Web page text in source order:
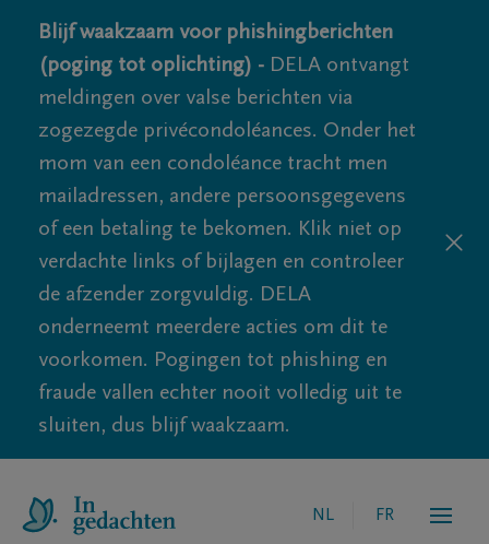
Blijf waakzaam voor phishingberichten
(poging tot oplichting) - DELA ontvangt
meldingen over valse berichten via
zogezegde privécondoléances. Onder het
mom van een condoléance tracht men
mailadressen, andere persoonsgegevens
of een betaling te bekomen. Klik niet op
verdachte links of bijlagen en controleer
de afzender zorgvuldig. DELA
onderneemt meerdere acties om dit te
voorkomen. Pogingen tot phishing en
fraude vallen echter nooit volledig uit te
sluiten, dus blijf waakzaam.
NL FR